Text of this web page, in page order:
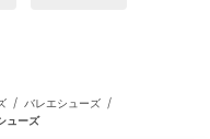
/ バレエシューズ /
ューズ